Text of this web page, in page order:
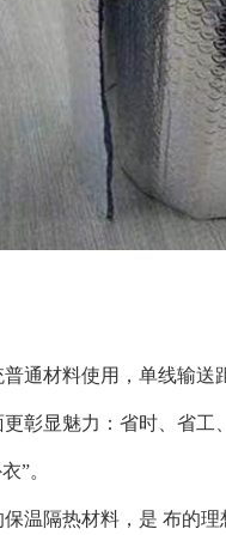
通材料使用，单线输
彰显魅力：省时、省
”。
温隔热材料，是 布的